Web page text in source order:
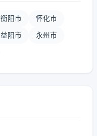
衡阳市 怀化市
益阳市 永州市